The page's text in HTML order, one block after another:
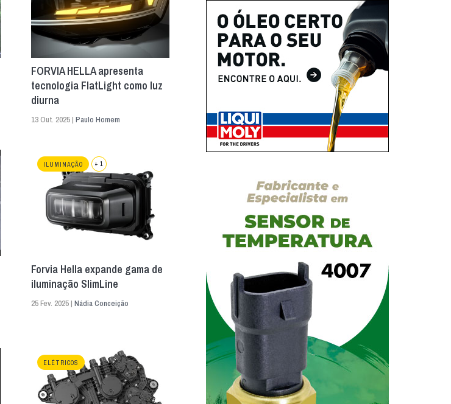
FORVIA HELLA apresenta
tecnologia FlatLight como luz
diurna
13 Out. 2025 |Paulo Homem
ILUMINAÇÃO + 1
Forvia Hella expande gama de
iluminação SlimLine
25 Fev. 2025 |Nádia Conceição
ELÉTRICOS